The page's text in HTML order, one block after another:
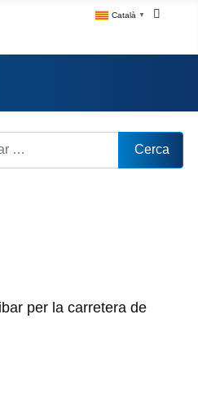
Català ▼
Cerca
per la carretera de